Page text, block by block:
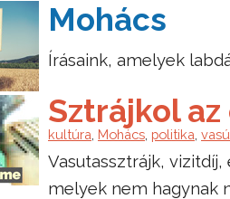
Mohács
Írásaink, amelyek
Sztrájkol az
kultúra Mohács politika
Vasutassztrájk,
melyek nem hagynak